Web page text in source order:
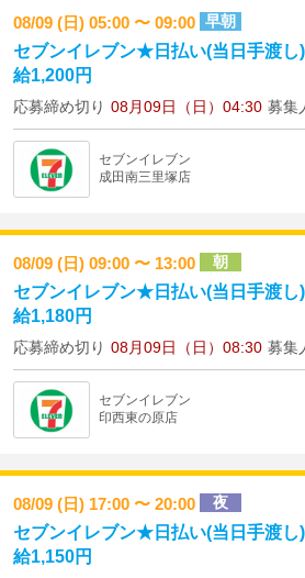
08/09 (日) 05:00 〜 09:00 早朝
セブンイレブン★日払い(当日手渡
給1,200円
応募締め切り 08月09日（日）04:30 募集
セブンイレブン
成田南三里塚店
08/09 (日) 09:00 〜 13:00 朝
セブンイレブン★日払い(当日手渡
給1,180円
応募締め切り 08月09日（日）08:30 募集
セブンイレブン
印西東の原店
08/09 (日) 17:00 〜 20:00 夜
セブンイレブン★日払い(当日手渡
給1,150円